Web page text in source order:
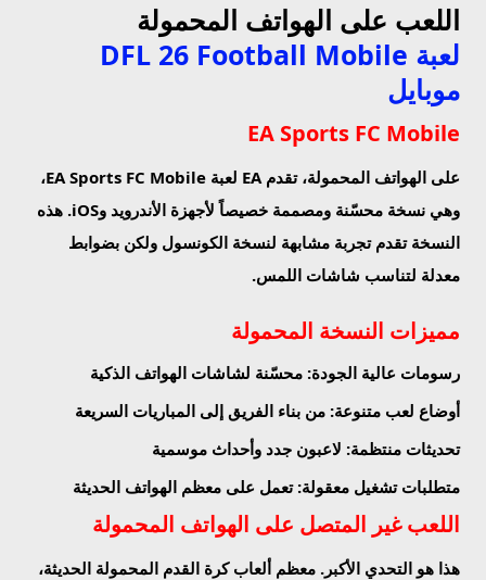
اللعب على الهواتف المحمولة
لعبة DFL 26 Football Mobile
موبايل
EA Sports FC Mobile
على الهواتف المحمولة، تقدم EA لعبة EA Sports FC Mobile،
وهي نسخة محسّنة ومصممة خصيصاً لأجهزة الأندرويد وiOS. هذه
النسخة تقدم تجربة مشابهة لنسخة الكونسول ولكن بضوابط
معدلة لتناسب شاشات اللمس.
مميزات النسخة المحمولة
رسومات عالية الجودة: محسّنة لشاشات الهواتف الذكية
أوضاع لعب متنوعة: من بناء الفريق إلى المباريات السريعة
تحديثات منتظمة: لاعبون جدد وأحداث موسمية
متطلبات تشغيل معقولة: تعمل على معظم الهواتف الحديثة
اللعب غير المتصل على الهواتف المحمولة
هذا هو التحدي الأكبر. معظم ألعاب كرة القدم المحمولة الحديثة،